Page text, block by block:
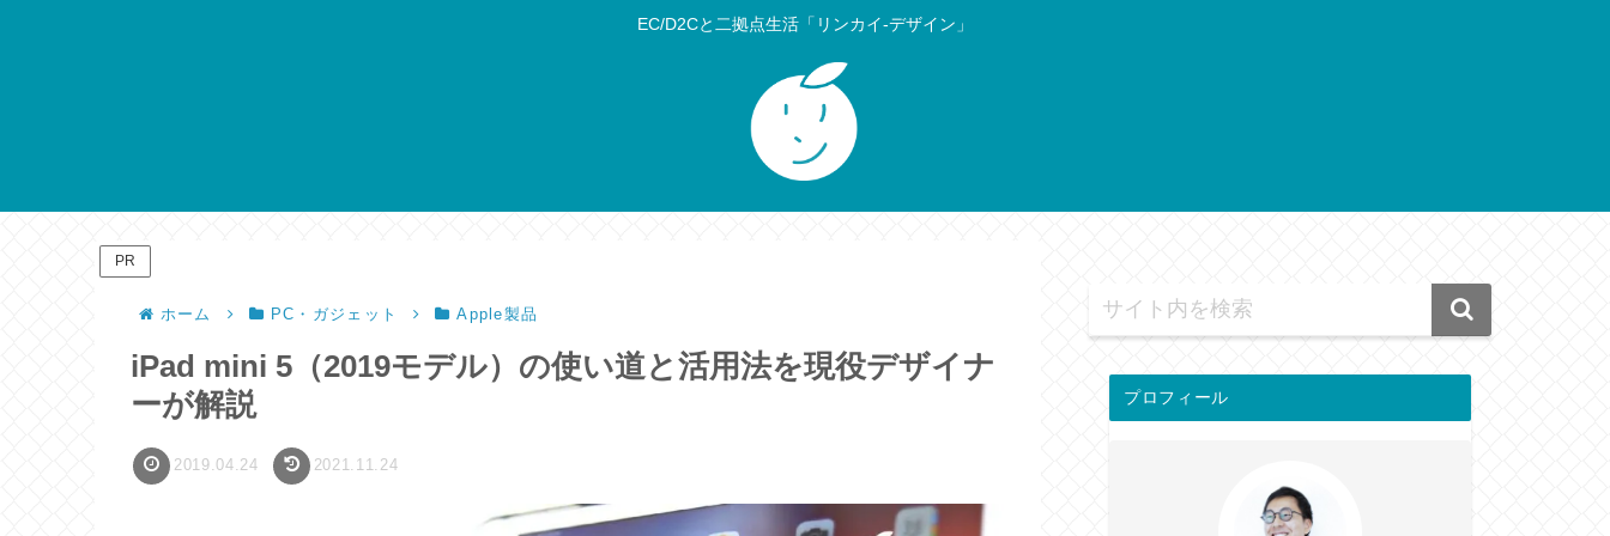
EC/D2Cと二拠点生活「リンカイ-デザイン」
PR
ホーム PC・ガジェット Apple製品
iPad mini 5（2019モデル）の使い道と活用法を現役デザイナ
ーが解説
2019.04.24 2021.11.24
プロフィール